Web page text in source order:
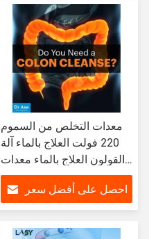
معدات التخلص من السموم
220 فولت العلاج بالماء آلة
القولون العلاج بالماء معدات
النحت الجسم القولون
احصل على أفضل سعر